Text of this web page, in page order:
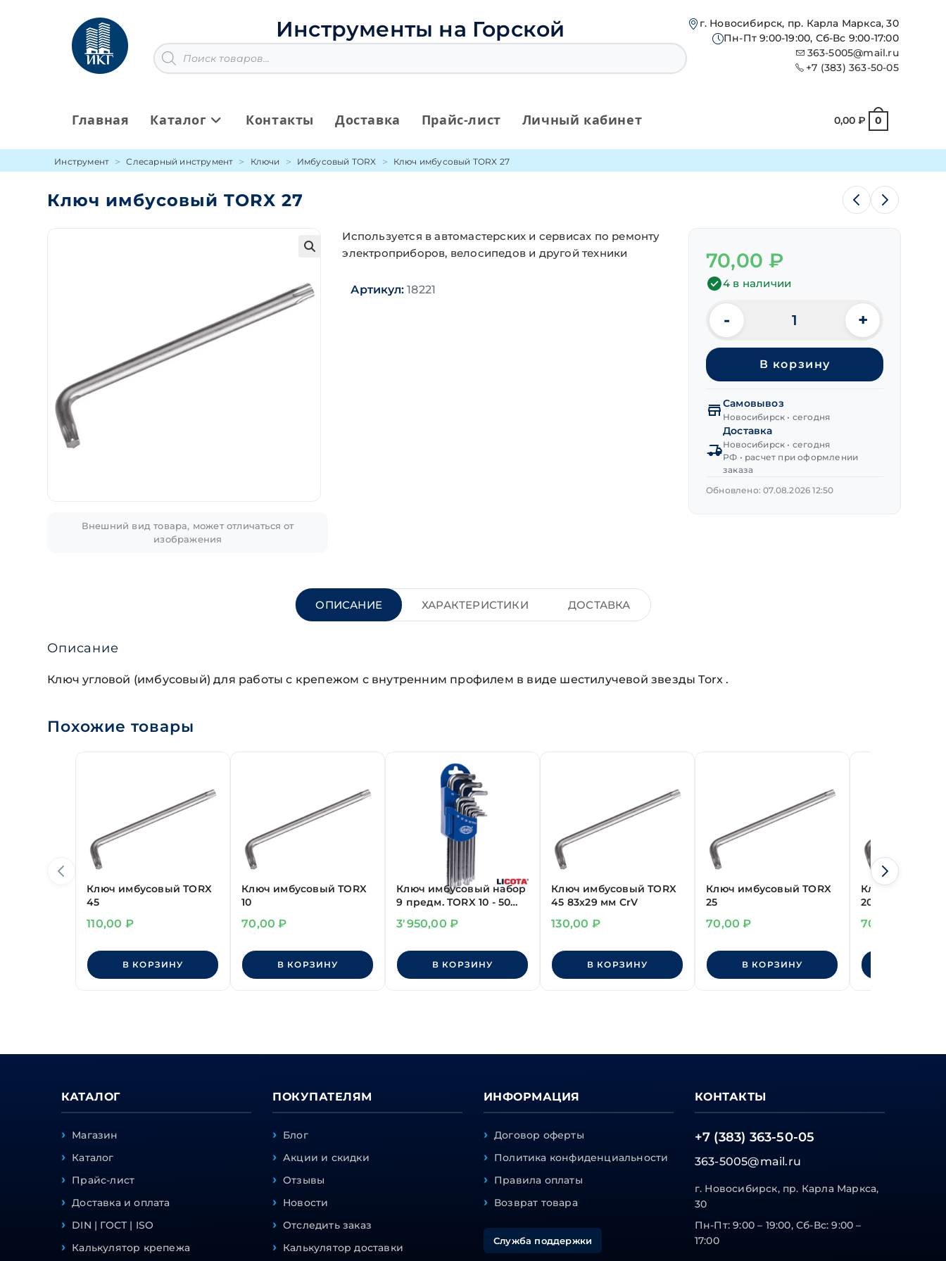
содержимому
Инструменты на Горской
Поиск
товаров
г. Новосибирск, пр. Карла Маркса, 30
Пн-Пт 9:00-19:00, Сб-Вс 9:00-17:00
363-5005@mail.ru
+7 (383) 363-50-05
Главная Каталог Контакты Доставка Прайс-лист Личный кабинет 0,00 ₽ 0
Инструмент Слесарный инструмент Ключи Имбусовый TORX Ключ имбусовый TORX 27
Ключ имбусовый TORX 27
Внешний вид товара, может отличаться от
изображения
Используется в автомастерских и сервисах по ремонту
электроприборов, велосипедов и другой техники
Артикул:18221
70,00₽
4 в наличии
Количество
товара
Ключ
имбусовый
TORX
- +
В корзину
Самовывоз
Новосибирск • сегодня
Доставка
Новосибирск • сегодня
РФ • расчет при оформлении
заказа
Обновлено: 07.08.2026 12:50
ОПИСАНИЕ ХАРАКТЕРИСТИКИ ДОСТАВКА
Описание
Ключ угловой (имбусовый) для работы с крепежом с внутренним профилем в виде шестилучевой звезды Torx .
Похожие товары
Ключ имбусовый TORX
45
110,00 ₽
В КОРЗИНУ
Ключ имбусовый TORX
10
70,00₽
В КОРЗИНУ
Ключ имбусовый набор
9 предм. TORX 10 - 50
"LICOTA"
3'950,00₽
В КОРЗИНУ
Ключ имбусовый TORX
45 83х29 мм CrV
130,00 ₽
В КОРЗИНУ
Ключ имбусовый TORX
25
70,00₽
В КОРЗИНУ
Ключ
20
70,00
КАТАЛОГ
Магазин
Каталог
Прайс-лист
Доставка и оплата
DIN | ГОСТ | ISO
Калькулятор крепежа
ПОКУПАТЕЛЯМ
Блог
Акции и скидки
Отзывы
Новости
Отследить заказ
Калькулятор доставки
ИНФОРМАЦИЯ
Договор оферты
Политика конфиденциальности
Правила оплаты
Возврат товара
Служба поддержки
КОНТАКТЫ
+7 (383) 363-50-05
363-5005@mail.ru
г. Новосибирск, пр. Карла Маркса,
30
Пн-Пт: 9:00 – 19:00, Сб-Вс: 9:00 –
17:00